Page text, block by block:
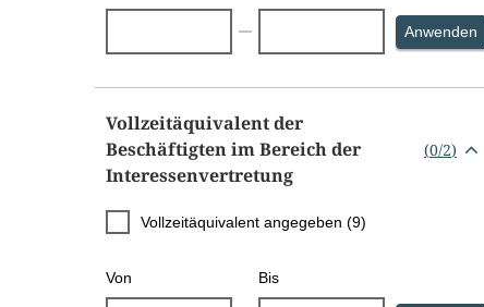
Anwenden
Vollzeitäquivalent der
Beschäftigten im Bereich der
Interessenvertretung
(0/2)
Vollzeitäquivalent angegeben (9)
Von Bis